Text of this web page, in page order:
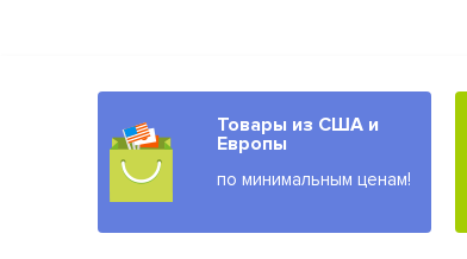
Товары из США и
Европы
по минимальным ценам!